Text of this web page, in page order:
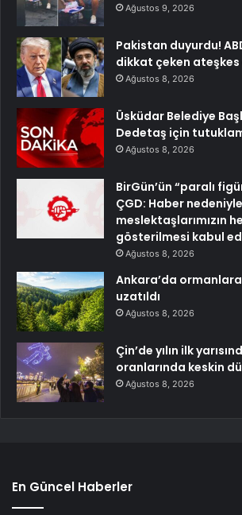
Ağustos 9, 2026
Pakistan duyurdu!
dikkat çeken ateşkes
Ağustos 8, 2026
Üsküdar Belediye
Dedetaş için
Ağustos 8, 2026
BirGün’ün “paralı
ÇGD: Haber nedeniyle
meslektaşlarımızın
gösterilmesi kabul
Ağustos 8, 2026
Ankara’da
uzatıldı
Ağustos 8, 2026
Çin’de yılın ilk
oranlarında keskin
Ağustos 8, 2026
En Güncel Haberler